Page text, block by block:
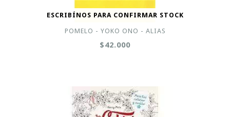
ESCRIBÍNOS PARA CONFIRMAR STOCK
POMELO - YOKO ONO - ALIAS
$42.000